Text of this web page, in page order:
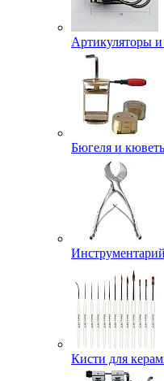
Артикуляторы
Бюгеля и
Инструментарий
Кисти для